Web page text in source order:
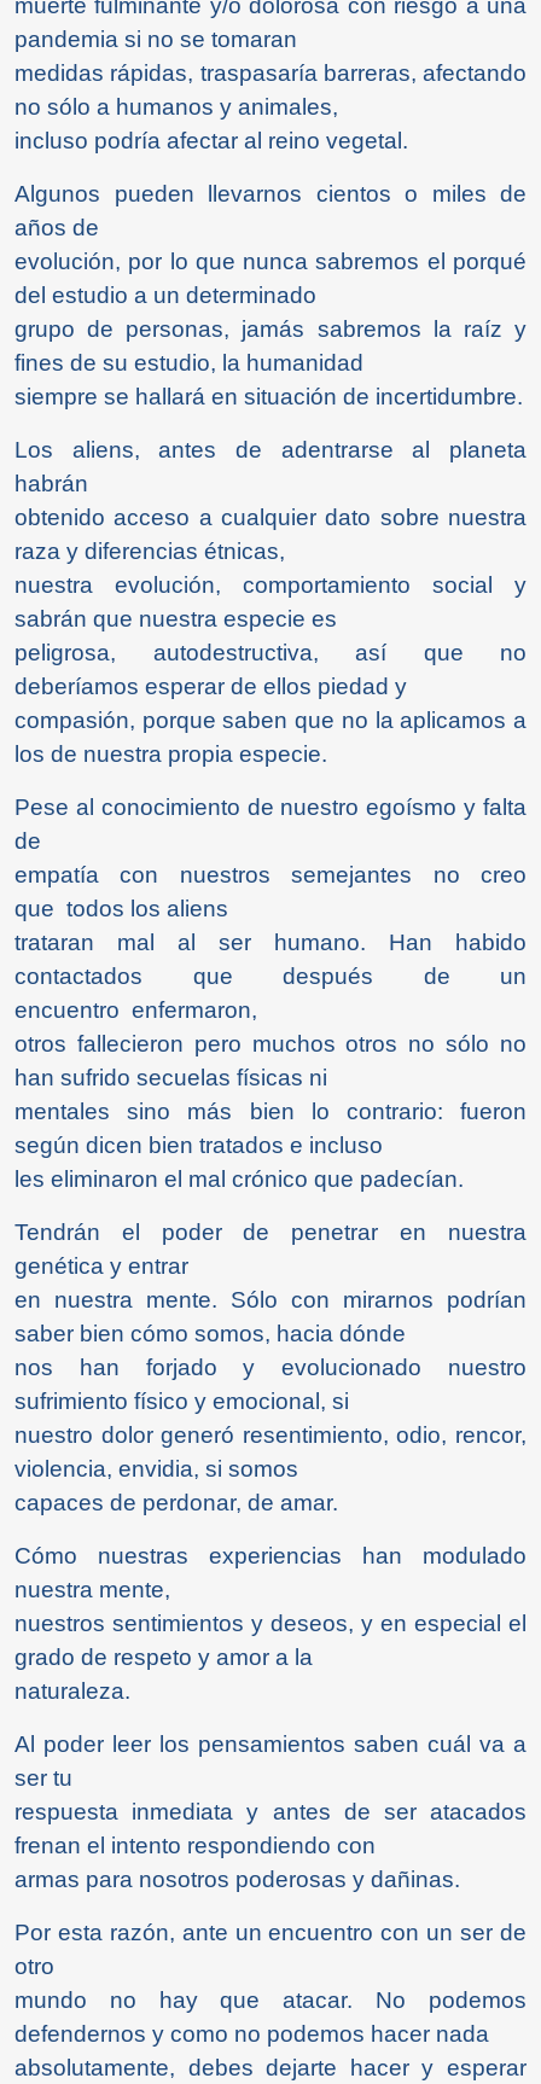
muerte fulminante y/o dolorosa con riesgo a una
pandemia si no se tomaran
medidas rápidas, traspasaría barreras, afectando
no sólo a humanos y animales,
incluso podría afectar al reino vegetal.
Algunos pueden llevarnos cientos o miles de
años de
evolución, por lo que nunca sabremos el porqué
del estudio a un determinado
grupo de personas, jamás sabremos la raíz y
fines de su estudio, la humanidad
siempre se hallará en situación de incertidumbre.
Los aliens, antes de adentrarse al planeta
habrán
obtenido acceso a cualquier dato sobre nuestra
raza y diferencias étnicas,
nuestra evolución, comportamiento social y
sabrán que nuestra especie es
peligrosa, autodestructiva, así que no
deberíamos esperar de ellos piedad y
compasión, porque saben que no la aplicamos a
los de nuestra propia especie.
Pese al conocimiento de nuestro egoísmo y falta
de
empatía con nuestros semejantes no creo
que todos los aliens
trataran mal al ser humano. Han habido
contactados que después de un
encuentro enfermaron,
otros fallecieron pero muchos otros no sólo no
han sufrido secuelas físicas ni
mentales sino más bien lo contrario: fueron
según dicen bien tratados e incluso
les eliminaron el mal crónico que padecían.
Tendrán el poder de penetrar en nuestra
genética y entrar
en nuestra mente. Sólo con mirarnos podrían
saber bien cómo somos, hacia dónde
nos han forjado y evolucionado nuestro
sufrimiento físico y emocional, si
nuestro dolor generó resentimiento, odio, rencor,
violencia, envidia, si somos
capaces de perdonar, de amar.
Cómo nuestras experiencias han modulado
nuestra mente,
nuestros sentimientos y deseos, y en especial el
grado de respeto y amor a la
naturaleza.
Al poder leer los pensamientos saben cuál va a
ser tu
respuesta inmediata y antes de ser atacados
frenan el intento respondiendo con
armas para nosotros poderosas y dañinas.
Por esta razón, ante un encuentro con un ser de
otro
mundo no hay que atacar. No podemos
defendernos y como no podemos hacer nada
absolutamente, debes dejarte hacer y esperar